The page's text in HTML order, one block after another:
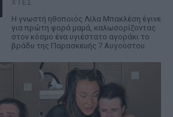
ΧΤΕΣ
Η γνωστή ηθοποιός Λίλα Μπακλέση έγινε
για πρώτη φορά μαμά, καλωσορίζοντας
στον κόσμο ένα υγιέστατο αγοράκι το
βράδυ της Παρασκευής 7 Αυγούστου.